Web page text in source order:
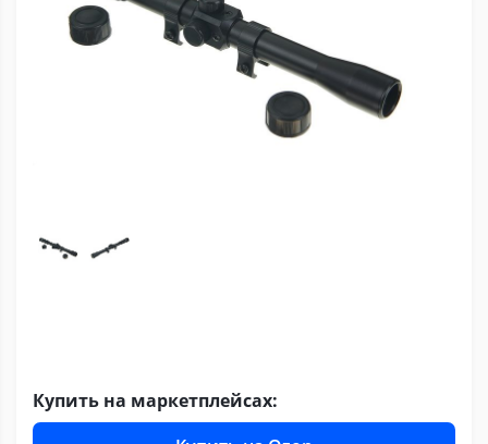
Купить на маркетплейсах: